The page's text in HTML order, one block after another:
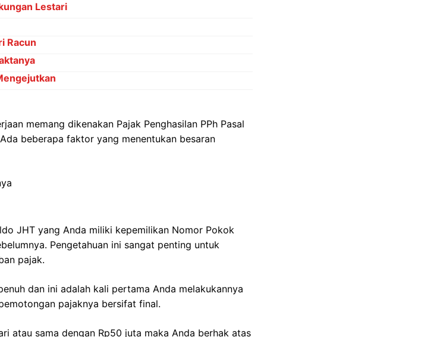
Lestari
Racun
memang dikenakan Pajak Penghasilan PPh Pasal
beberapa faktor yang menentukan besaran
JHT yang Anda miliki kepemilikan Nomor Pokok
Pengetahuan ini sangat penting untuk
pajak.
dan ini adalah kali pertama Anda melakukannya
pajaknya bersifat final.
atau sama dengan Rp50 juta maka Anda berhak atas